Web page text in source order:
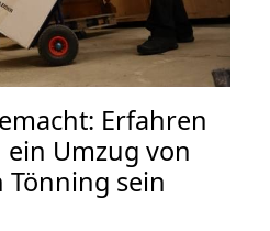
Erfahren
ein Umzug von
sein